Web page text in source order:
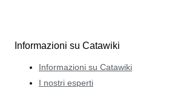
Informazioni su Catawiki
Informazioni su Catawiki
I nostri esperti